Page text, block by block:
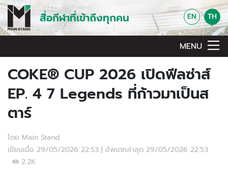
สื่อกีฬาที่เข้าถึงทุกคน EN TH
MENU
COKE® CUP 2026 เปิดฟีลซ่าส์
EP. 4 7 Legends ที่ก้าวมาเป็นส
ตาร์
โดย Main Stand
เขียนเมื่อ 29/05/2026 22:53 | อัพเดทล่าสุด 29/05/2026 22:53
2.2K